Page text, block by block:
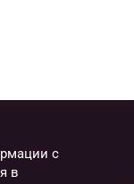
с
в